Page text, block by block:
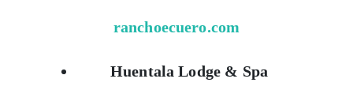
ranchoecuero.com
Huentala Lodge & Spa